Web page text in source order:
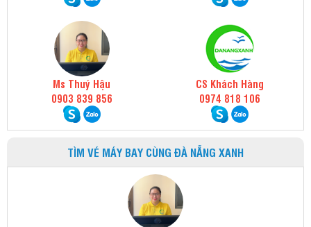
Ms Thuý Hậu
0903 839 856
CS Khách Hàng
0974 818 106
TÌM VÉ MÁY BAY CÙNG ĐÀ NẴNG XANH